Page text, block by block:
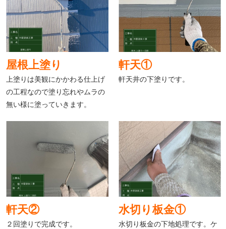
屋根上塗り
上塗りは美観にかかわる仕上げ
の工程なので塗り忘れやムラの
無い様に塗っていきます。
軒天①
軒天井の下塗りです。
軒天②
２回塗りで完成です。
水切り板金①
水切り板金の下地処理です。ケ